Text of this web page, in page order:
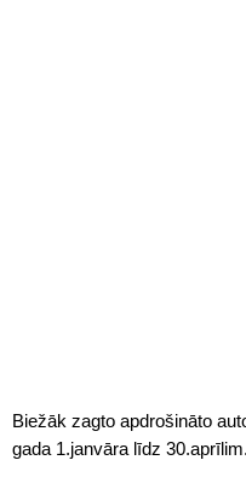
Biežāk zagto apdrošināto
gada 1.janvāra līdz 30.aprīlim.